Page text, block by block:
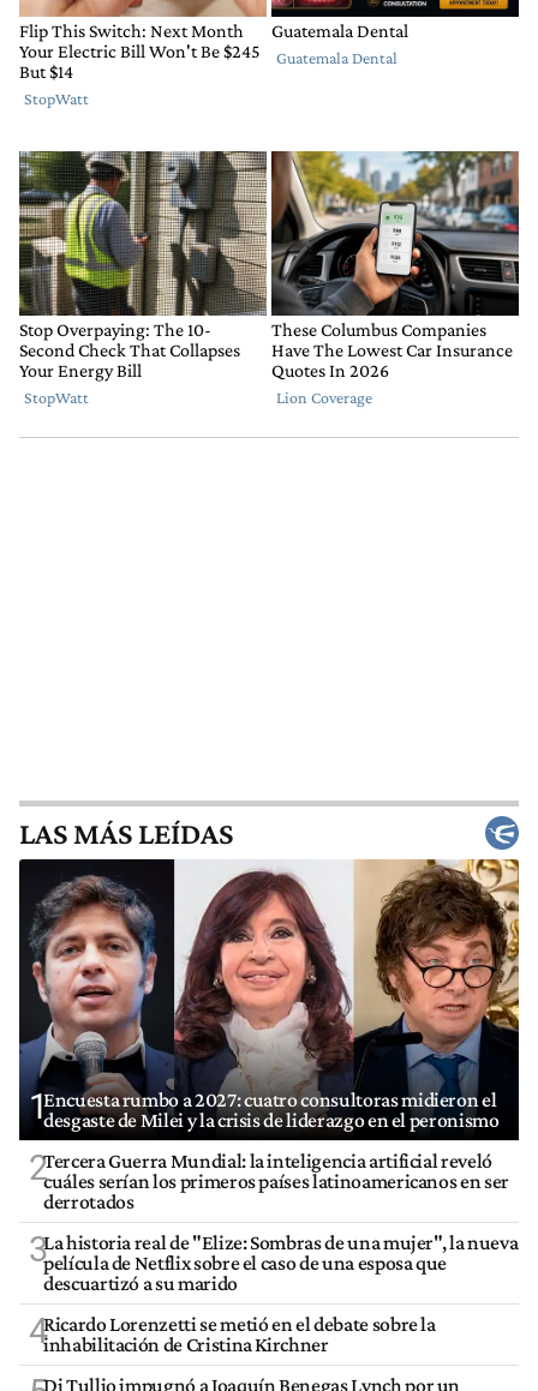
LAS MÁS LEÍDAS
1Encuesta rumbo a 2027: cuatro consultoras midieron el
desgaste de Milei y la crisis de liderazgo en el peronismo
2Tercera Guerra Mundial: la inteligencia artificial reveló
cuáles serían los primeros países latinoamericanos en ser
derrotados
3La historia real de "Elize: Sombras de una mujer", la nueva
película de Netflix sobre el caso de una esposa que
descuartizó a su marido
4Ricardo Lorenzetti se metió en el debate sobre la
inhabilitación de Cristina Kirchner
Di Tullio impugnó a Joaquín Benegas Lynch por un